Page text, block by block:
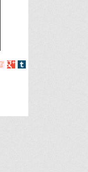
Compartir
Compartir
Compartir